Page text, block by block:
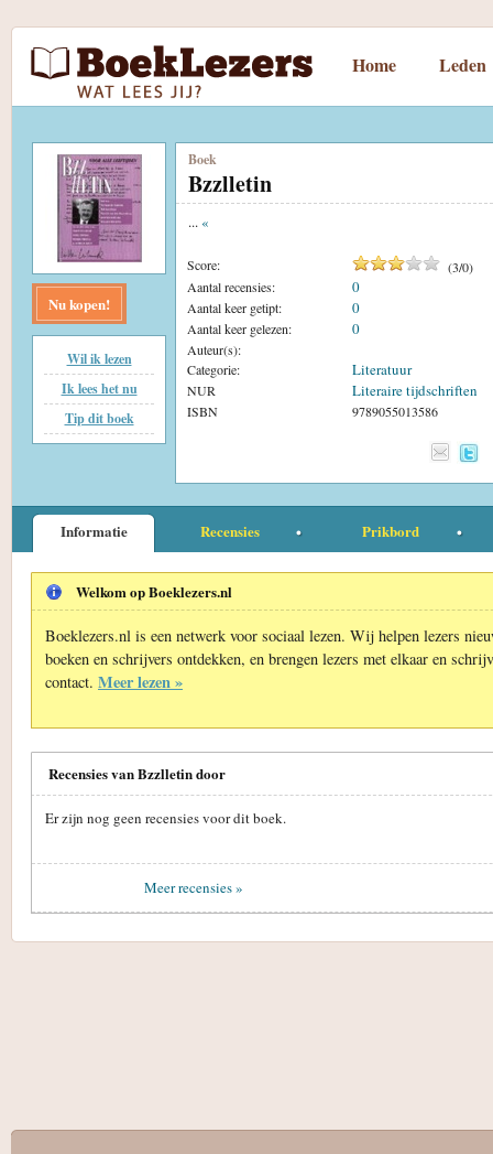
Home Leden
Nu kopen!
Wil ik lezen
Ik lees het nu
Tip dit boek
Boek
Bzzlletin
... «
Score: (3/0)
Aantal recensies:
0
Aantal keer getipt: 0
Aantal keer gelezen: 0
Auteur(s):
Categorie:
Literatuur
NUR Literaire tijdschriften
ISBN 9789055013586
Informatie Recensies Prikbord
Welkom op Boeklezers.nl
Boeklezers.nl is een netwerk voor sociaal lezen. Wij helpen lezers
boeken en schrijvers ontdekken, en brengen lezers met elkaar en
contact. Meer lezen »
Recensies van Bzzlletin door
Er zijn nog geen recensies voor dit boek.
Meer recensies »